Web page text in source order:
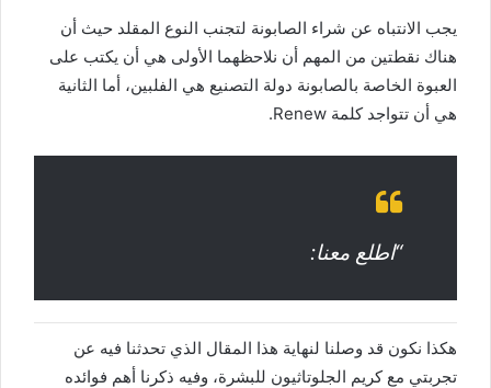
يجب الانتباه عن شراء الصابونة لتجنب النوع المقلد حيث أن
هناك نقطتين من المهم أن نلاحظهما الأولى هي أن يكتب على
العبوة الخاصة بالصابونة دولة التصنيع هي الفلبين، أما الثانية
هي أن تتواجد كلمة Renew.
“اطلع معنا:
هكذا نكون قد وصلنا لنهاية هذا المقال الذي تحدثنا فيه عن
تجربتي مع كريم الجلوتاثيون للبشرة، وفيه ذكرنا أهم فوائده